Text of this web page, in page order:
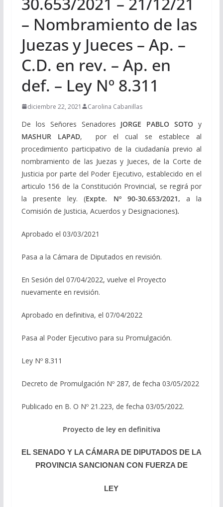
– Nombramiento de las
Juezas y Jueces – Ap. –
C.D. en rev. – Ap. en
def. – Ley Nº 8.311
diciembre 22, 2021 Carolina Cabanillas
De los Señores Senadores JORGE PABLO SOTO y
MASHUR LAPAD, por el cual se establece al
procedimiento participativo de la ciudadanía previo al
nombramiento de las Juezas y Jueces, de la Corte de
Justicia por parte del Poder Ejecutivo, establecido en el
articulo 156 de la Constitución Provincial, se regirá por
la presente ley. (Expte. Nº 90-30.653/2021,a la
Comisión de Justicia, Acuerdos y Designaciones).
Aprobado el 03/03/2021
Pasa a la Cámara de Diputados en revisión.
En Sesión del 07/04/2022, vuelve el Proyecto
nuevamente en revisión.
Aprobado en definitiva, el 07/04/2022
Pasa al Poder Ejecutivo para su Promulgación.
Ley Nº 8.311
Decreto de Promulgación Nº 287, de fecha 03/05/2022
Publicado en B. O Nº 21.223, de fecha 03/05/2022.
Proyecto de ley en definitiva
EL SENADO Y LA CÁMARA DE DIPUTADOS DE LA
PROVINCIA SANCIONAN CON FUERZA DE
LEY